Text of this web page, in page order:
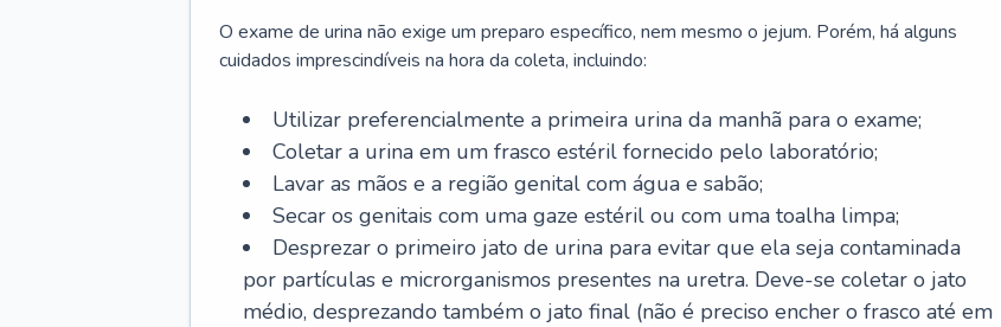
O exame de urina não exige um preparo específico, nem mesmo o jejum. Porém, há alguns
cuidados imprescindíveis na hora da coleta, incluindo:
Utilizar preferencialmente a primeira urina da manhã para o exame;
Coletar a urina em um frasco estéril fornecido pelo laboratório;
Lavar as mãos e a região genital com água e sabão;
Secar os genitais com uma gaze estéril ou com uma toalha limpa;
Desprezar o primeiro jato de urina para evitar que ela seja contaminada
por partículas e microrganismos presentes na uretra. Deve-se coletar o jato
médio, desprezando também o jato final (não é preciso encher o frasco até em